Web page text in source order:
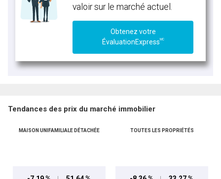
valoir sur le marché actuel.
Obtenez votre
ÉvaluationExpressMC
Tendances des prix du marché immobilier
MAISON UNIFAMILIALE DÉTACHÉE TOUTES LES PROPRIÉTÉS